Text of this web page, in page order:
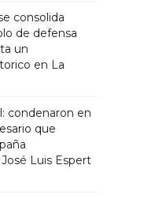
consolida
de defensa
un
en La
condenaron en
que
Luis Espert